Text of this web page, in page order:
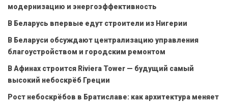
модернизацию и энергоэффективность
В Беларусь впервые едут строители из Нигерии
В Беларуси обсуждают централизацию управления
благоустройством и городским ремонтом
В Афинах строится Riviera Tower — будущий самый
высокий небоскрёб Греции
Рост небоскрёбов в Братиславе: как архитектура меняет